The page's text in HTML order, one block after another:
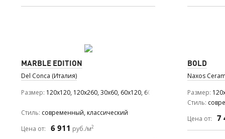
MARBLE EDITION
Del Conca (Италия)
Размер 120x120, 120x260, 30x60, 60x120, 60x60
Стиль современный, классический
Цена от:
6 911 руб./м2
BOLD
Naxos
Размер
Стиль
Цена от:
7